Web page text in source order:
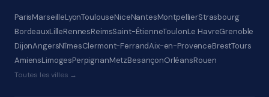
ParisMarseilleLyonToulouseNiceNantesMontpellierStrasbourg
BordeauxLilleRennesReimsSaint-ÉtienneToulonLe HavreGrenoble
DijonAngersNîmesClermont-FerrandAix-en-ProvenceBrestTours
AmiensLimogesPerpignanMetzBesançonOrléansRouen
Toutes les villes →